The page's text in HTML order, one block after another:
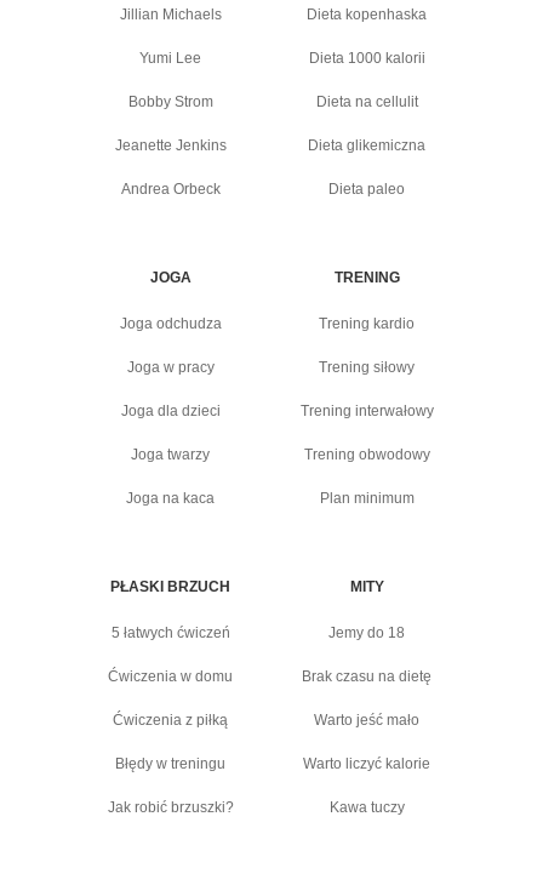
Jillian Michaels
Yumi Lee
Bobby Strom
Jeanette Jenkins
Andrea Orbeck
Dieta kopenhaska
Dieta 1000 kalorii
Dieta na cellulit
Dieta glikemiczna
Dieta paleo
JOGA
Joga odchudza
Joga w pracy
Joga dla dzieci
Joga twarzy
Joga na kaca
TRENING
Trening kardio
Trening siłowy
Trening interwałowy
Trening obwodowy
Plan minimum
PŁASKI BRZUCH
5 łatwych ćwiczeń
Ćwiczenia w domu
Ćwiczenia z piłką
Błędy w treningu
Jak robić brzuszki?
MITY
Jemy do 18
Brak czasu na dietę
Warto jeść mało
Warto liczyć kalorie
Kawa tuczy